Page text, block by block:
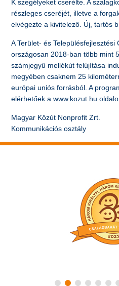
K szegélyeket cserélte. A
részleges cseréjét, illetve a
elvégezte a kivitelező. Új, tartós
A Terület- és
országosan 2018-ban több mint
számjegyű mellékút felújítása
megyében csaknem 25
európai uniós forrásból. A
elérhetőek a www.kozut.hu
Magyar Közút Nonprofit Zrt.
Kommunikációs osztály